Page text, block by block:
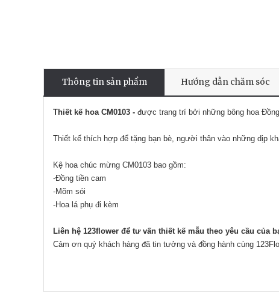
Thông tin sản phẩm Hướng dẫn chăm sóc
Thiết kế hoa CM0103 - được trang trí bởi những bông hoa
Thiết kế thích hợp để tặng bạn bè, người thân vào những dịp
Kệ hoa chúc mừng CM0103 bao gồm:
-Đồng tiền cam
-Mõm sói
-Hoa lá phụ đi kèm
Liên hệ 123flower để tư vấn thiết kế mẫu theo yêu cầu của
Cảm ơn quý khách hàng đã tin tưởng và đồng hành cùng